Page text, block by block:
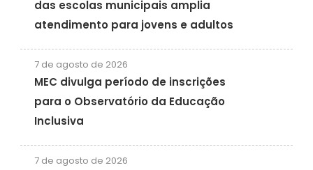
das escolas municipais amplia
atendimento para jovens e adultos
7 de agosto de 2026
MEC divulga período de inscrições
para o Observatório da Educação
Inclusiva
7 de agosto de 2026